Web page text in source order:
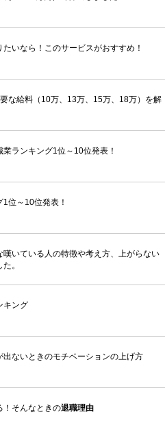
いなら！このサービスがおすすめ！
な給料（10万、13万、15万、18万）を解
ランキング1位～10位発表！
位～10位発表！
いている人の特徴や考え方、上がらない
。
キング
ないときのモチベーションの上げ方
！そんなときの退職理由